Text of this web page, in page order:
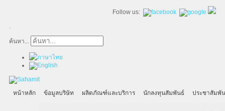
Follow us:
.
ค้นหา...
หน้าหลัก ข้อมูลบริษัท ผลิตภัณฑ์และบริการ นักลงทุนสัมพันธ์ ประชาสัมพั